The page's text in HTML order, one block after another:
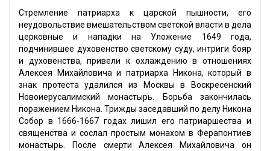
Стремление патриарха к царской пышности, его
неудовольствие вмешательством светской власти в дела
церковные и нападки на Уложение 1649 года,
подчинившее духовенство светскому суду, интриги бояр
и духовенства, привели к охлаждению в отношениях
Алексея Михайловича и патриарха Никона, который в
знак протеста удалился из Москвы в Воскресенский
Новоиерусалимский монастырь. Борьба закончилась
поражением Никона. Трижды заседавший по делу Никона
Собор в 1666-1667 годах лишил его патриаршества и
священства и сослал простым монахом в Ферапонтиев
монастырь. После смерти Алексея Михайловича он